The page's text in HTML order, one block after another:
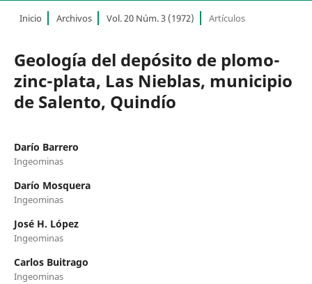
Inicio Archivos Vol. 20 Núm. 3 (1972) Artículos
Geología del depósito de plomo-
zinc-plata, Las Nieblas, municipio
de Salento, Quindío
Darío Barrero
Ingeominas
Darío Mosquera
Ingeominas
José H. López
Ingeominas
Carlos Buitrago
Ingeominas